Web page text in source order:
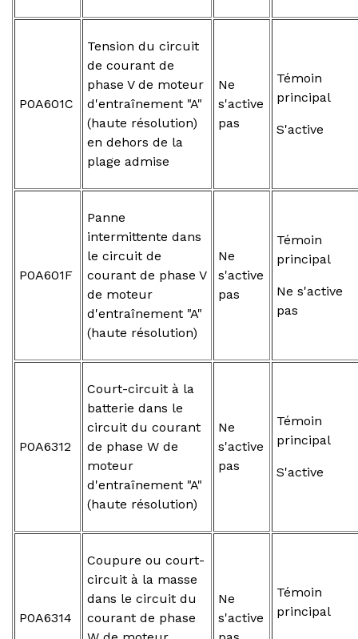
P0A601C
Tension du circuit
de courant de
phase V de moteur
d'entraînement "A"
(haute résolution)
en dehors de la
plage admise
Ne
s'active
pas
Témoin
principal
S'active
P0A601F
Panne
intermittente dans
le circuit de
courant de phase V
de moteur
d'entraînement "A"
(haute résolution)
Ne
s'active
pas
Témoin
principal
Ne s'active
pas
P0A6312
Court-circuit à la
batterie dans le
circuit du courant
de phase W de
moteur
d'entraînement "A"
(haute résolution)
Ne
s'active
pas
Témoin
principal
S'active
P0A6314
Coupure ou court-
circuit à la masse
dans le circuit du
courant de phase
Ne
s'active
Témoin
principal